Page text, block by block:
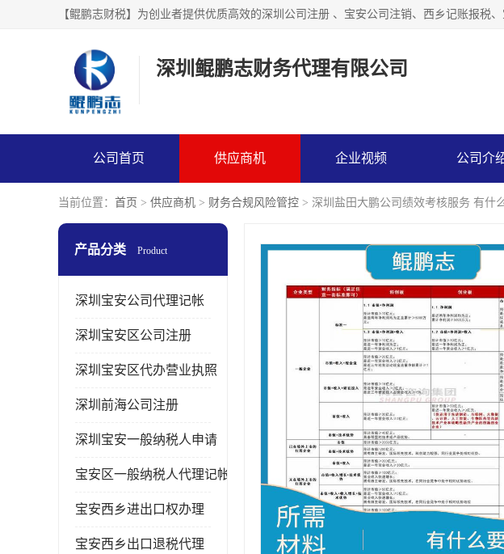
【鲲鹏志财税】为创业者提供优质高效的深圳公司注册 、宝安公司注销、西乡记账报税
深圳鲲鹏志财务代理有限公司
公司首页 供应商机 企业视频 公司介
当前位置： 首页 > 供应商机 > 财务合规风险管控 > 深圳盐田大鹏公司绩效考核服务 有什
产品分类 Product
深圳宝安公司代理记帐
深圳宝安区公司注册
深圳宝安区代办营业执照
深圳前海公司注册
深圳宝安一般纳税人申请
宝安区一般纳税人代理记帐
宝安西乡进出口权办理
宝安西乡出口退税代理